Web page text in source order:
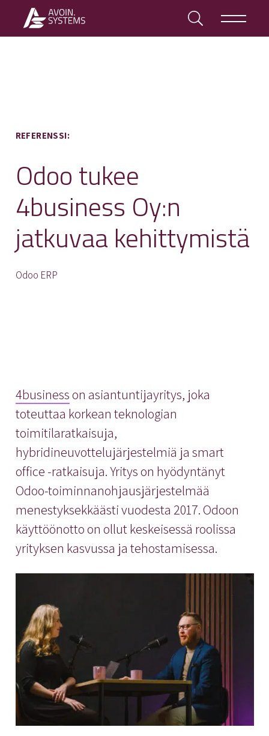
REFERENSSI:
Odoo tukee
4business Oy:n
jatkuvaa kehittymistä
Odoo ERP
4businesson asiantuntijayritys, joka
toteuttaa korkean teknologian
toimitilaratkaisuja,
hybridineuvottelujärjestelmiä ja smart
office -ratkaisuja. Yritys on hyödyntänyt
Odoo-toiminnanohjausjärjestelmää
menestyksekkäästi vuodesta 2017. Odoon
käyttöönotto on ollut keskeisessä roolissa
yrityksen kasvussa ja tehostamisessa.